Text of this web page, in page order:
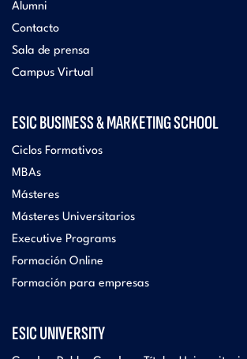
Alumni
Contacto
Sala de prensa
Campus Virtual
ESIC BUSINESS & MARKETING SCHOOL
Ciclos Formativos
MBAs
Másteres
Másteres Universitarios
Executive Programs
Formación Online
Formación para empresas
ESIC UNIVERSITY